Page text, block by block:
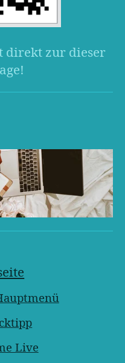
direkt zur dieser
Live